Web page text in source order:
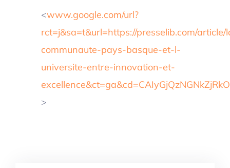
<www.google.com/url?
rct=j&sa=t&url=https://presselib.com/article/
communaute-pays-basque-et-l-
universite-entre-innovation-et-
>